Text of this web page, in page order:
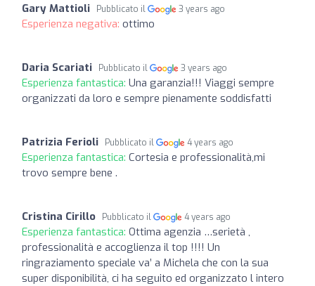
Gary Mattioli Pubblicato il 3 years ago
Esperienza negativa: ottimo
Daria Scariati Pubblicato il 3 years ago
Esperienza fantastica: Una garanzia!!! Viaggi sempre
organizzati da loro e sempre pienamente soddisfatti
Patrizia Ferioli Pubblicato il 4 years ago
Esperienza fantastica: Cortesia e professionalità,mi
trovo sempre bene .
Cristina Cirillo Pubblicato il 4 years ago
Esperienza fantastica: Ottima agenzia …serietà ,
professionalità e accoglienza il top !!!! Un
ringraziamento speciale va’ a Michela che con la sua
super disponibilità, ci ha seguito ed organizzato l intero